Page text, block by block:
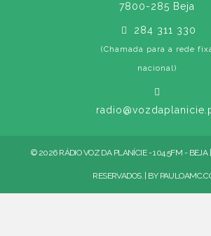
7800-285 Beja
284 311 330
(Chamada para a rede
nacional)
© 2026 RÁDIO VOZ DA PLANÍCIE - 104.5FM - BEJA |
RESERVADOS. | BY